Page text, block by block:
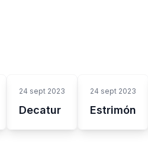
24 sept 2023
Decatur
24 sept 2023
Estrimón